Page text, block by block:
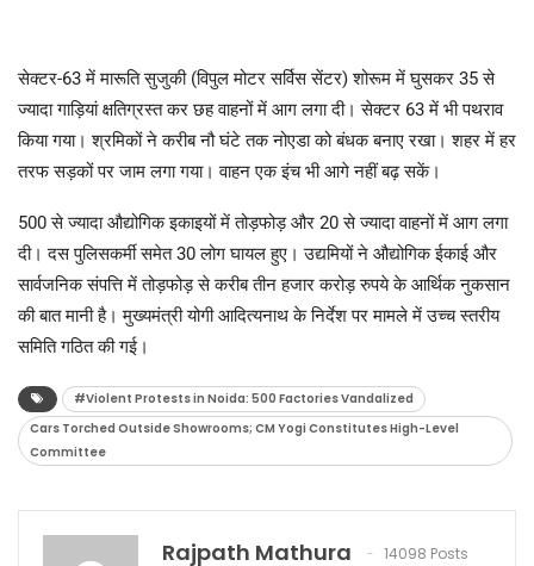
सेक्टर-63 में मारूति सुजुकी (विपुल मोटर सर्विस सेंटर) शोरूम में घुसकर 35 से
ज्यादा गाड़ियां क्षतिग्रस्त कर छह वाहनों में आग लगा दी। सेक्टर 63 में भी पथराव
किया गया। श्रमिकों ने करीब नौ घंटे तक नोएडा को बंधक बनाए रखा। शहर में हर
तरफ सड़कों पर जाम लगा गया। वाहन एक इंच भी आगे नहीं बढ़ सकें।
500 से ज्यादा औद्योगिक इकाइयों में तोड़फोड़ और 20 से ज्यादा वाहनों में आग लगा
दी। दस पुलिसकर्मी समेत 30 लोग घायल हुए। उद्यमियों ने औद्योगिक ईकाई और
सार्वजनिक संपत्ति में तोड़फोड़ से करीब तीन हजार करोड़ रुपये के आर्थिक नुकसान
की बात मानी है। मुख्यमंत्री योगी आदित्यनाथ के निर्देश पर मामले में उच्च स्तरीय
समिति गठित की गई।
#Violent Protests in Noida: 500 Factories Vandalized
Cars Torched Outside Showrooms; CM Yogi Constitutes High-Level
Committee
Rajpath Mathura 14098 Posts